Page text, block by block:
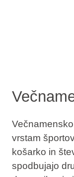
vrstam
košarko in
spodbujajo